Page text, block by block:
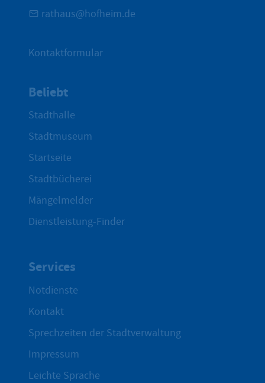
rathaus@hofheim.de
Kontaktformular
Beliebt
Stadthalle
Stadtmuseum
Startseite
Stadtbücherei
Mängelmelder
Dienstleistung-Finder
Services
Notdienste
Kontakt
Sprechzeiten der Stadtverwaltung
Impressum
Leichte Sprache